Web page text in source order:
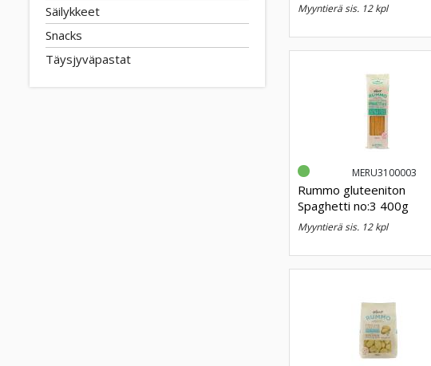
Säilykkeet
Snacks
Täysjyväpastat
myyntierä sis. 12 kpl
MERU3100003
Rummo gluteeniton
Spaghetti no:3 400g
myyntierä sis. 12 kpl